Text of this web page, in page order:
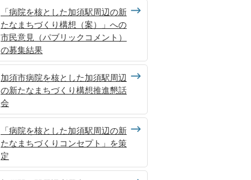
「病院を核とした加須駅周辺の新
たなまちづくり構想（案）」への
市民意見（パブリックコメント）
の募集結果
加須市病院を核とした加須駅周辺
の新たなまちづくり構想推進懇話
会
「病院を核とした加須駅周辺の新
たなまちづくりコンセプト」を策
定